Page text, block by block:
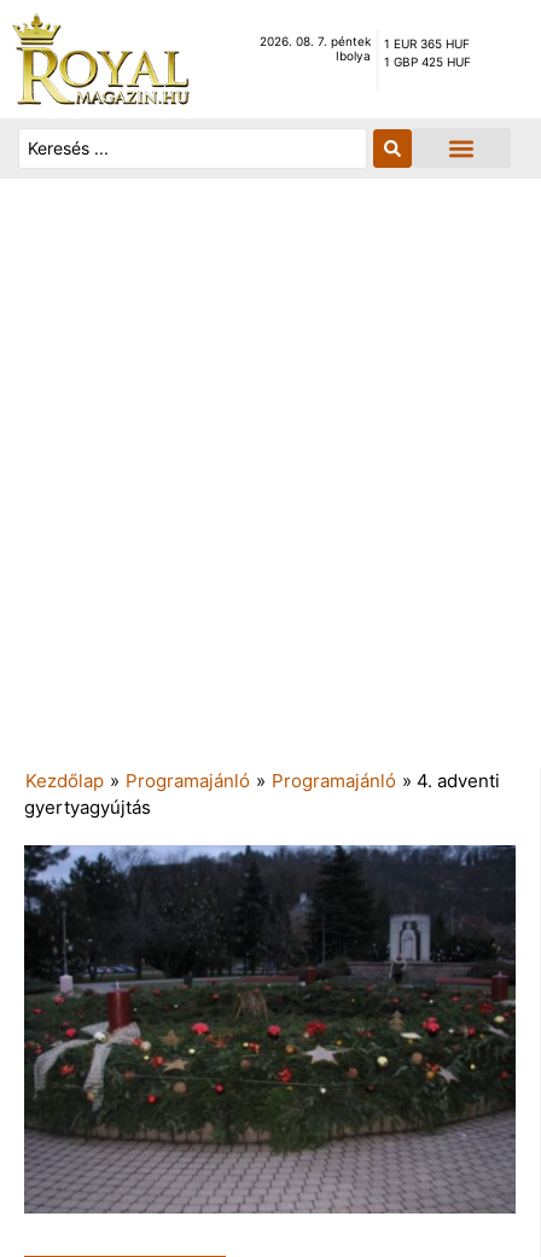
2026. 08. 7. péntek
Ibolya
1 EUR 365 HUF
1 GBP 425 HUF
Kezdőlap » Programajánló » Programajánló » 4. adventi
gyertyagyújtás